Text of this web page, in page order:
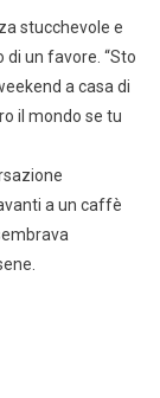
stucchevole e
un favore. “Sto
a casa di
il mondo se tu
a un caffè